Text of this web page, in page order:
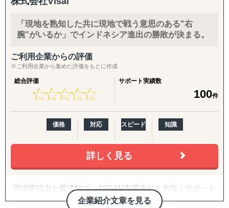
「進出に踏み切れる客観的データがない」
「海外進出がはじめてだから落とし穴が多そうで困ってい
る」
「公開情報が少ないニッチな市場を細かい粒度で分析した
い」
「現地の消費者ニーズや嗜好が理解できない」
「競合他社の動向や市場内でのポジショニング戦略が定ま
らない」
「法規制、税制、輸入関税などの複雑な規制を把握するの
が難しい」
「効果的なマーケティング戦略や販売チャネルを見つけ出
せない」
「現地でのビジネスパートナー探しや信頼できるサプライ
ヤーの選定が困難」
など
用品・機械部品・化粧品など、対応業界は10以上にわたり
ます。「英語ができない」「輸出経験がない」中小企業の
最初の一歩から、本格的な売上拡大までを、日本語で安心
【こんなお悩みをお持ちの企業さまへ】
・海外展開に興味はあるが、「どの国に・何を・どうやっ
て」売るかの方向性が定まっていない
・現地に売り込む営業リソース・ノウハウが社内にない
・自社に合うパートナー・代理店をどう探せばよいかわか
・Amazon USや越境ECに出したいが、出品・運用のノウ
・FDA登録の進め方や、現地物流の組み方に不安がある
【サービス概要】
「現地を熟知した共に現地で戦う意思のある"右
腕"がいるか」でインドネシア進出の勝敗が決まる。
ご利用企業からの評価
※ご利用企業から集めた評価をもとに作成
総合評価
★★★★★
★★★★★
サポート実績数
100件
価格 対応 スピード 知識
詳しく見る
企業紹介文章を見る
現地実行力と最適解で、ASEAN市場進出を力強くサポート
する。